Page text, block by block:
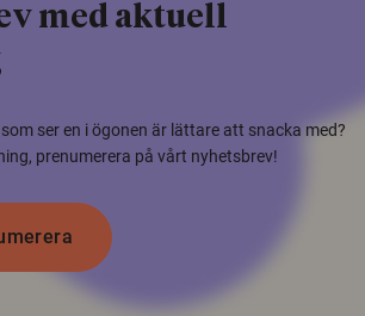
med aktuell
ser en i ögonen är lättare att snacka med?
prenumerera på vårt nyhetsbrev!